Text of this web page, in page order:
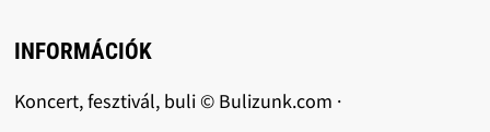
INFORMÁCIÓK
Koncert, fesztivál, buli © Bulizunk.com ·